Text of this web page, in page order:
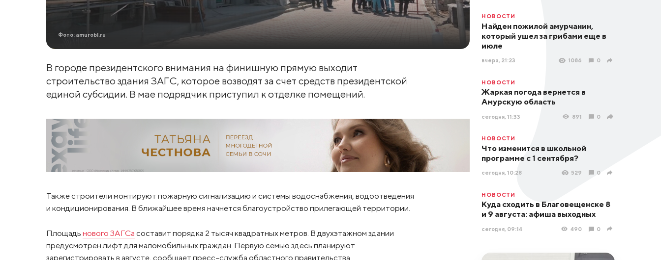
Фото: amurobl.ru
В городе президентского внимания на финишную прямую выходит
строительство здания ЗАГС, которое возводят за счет средств президентской
единой субсидии. В мае подрядчик приступил к отделке помещений.
Также строители монтируют пожарную сигнализацию и системы водоснабжения, водоотведения
и кондиционирования. В ближайшее время начнется благоустройство прилегающей территории.
Площадь нового ЗАГСа составит порядка 2 тысяч квадратных метров. В двухэтажном здании
предусмотрен лифт для маломобильных граждан. Первую семью здесь планируют
зарегистрировать в августе, сообщает пресс-служба областного правительства.
НОВОСТИ
Найден пожилой амурчанин,
который ушел за грибами еще в
июле
вчера, 21:23 1086 0
НОВОСТИ
Жаркая погода вернется в
Амурскую область
сегодня, 11:33 891 0
НОВОСТИ
Что изменится в школьной
программе с 1 сентября?
сегодня, 10:28 529 0
НОВОСТИ
Куда сходить в Благовещенске 8
и 9 августа: афиша выходных
сегодня, 09:14 490 0